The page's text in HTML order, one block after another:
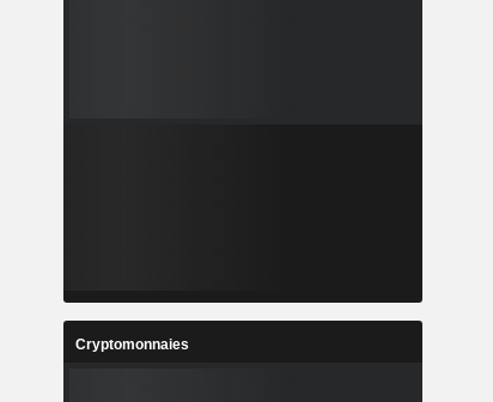
Cryptomonnaies